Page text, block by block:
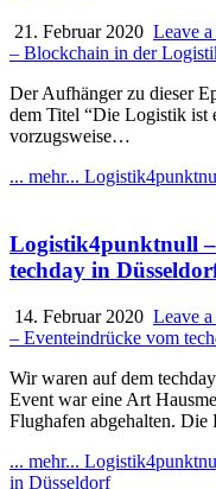
21. Februar 2020 Leave
– Blockchain in der
Der Aufhänger zu dieser
dem Titel “Die Logistik ist
vorzugsweise…
... mehr...
Logistik4punktnull
techday in
14. Februar 2020 Leave
– Eventeindrücke vom
Wir waren auf dem
Event war eine Art
Flughafen abgehalten.
... mehr...
in Düsseldorf